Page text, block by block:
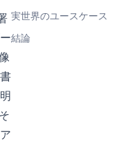
実世界のユースケース
結論